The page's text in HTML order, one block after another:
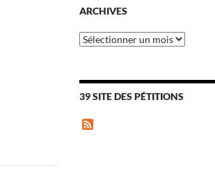
ARCHIVES
Archives
39 SITE DES PÉTITIONS